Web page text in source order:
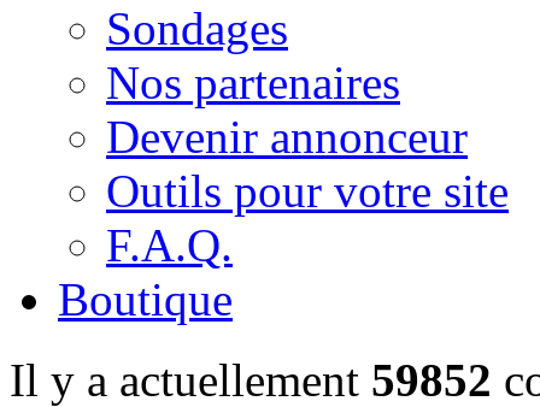
Sondages
Nos partenaires
Devenir annonceur
Outils pour votre site
F.A.Q.
Boutique
Il y a actuellement 59852